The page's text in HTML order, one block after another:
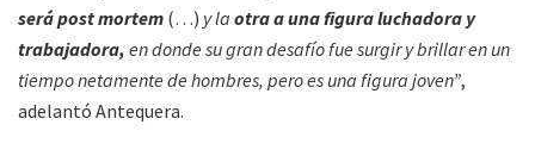
será post mortem (…) y la otra a una figura luchadora y
trabajadora, en donde su gran desafío fue surgir y brillar en un
tiempo netamente de hombres, pero es una figura joven”,
adelantó Antequera.